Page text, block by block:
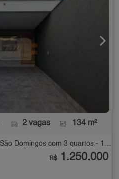
2 vagas 134 m²
R$ 1.250.000